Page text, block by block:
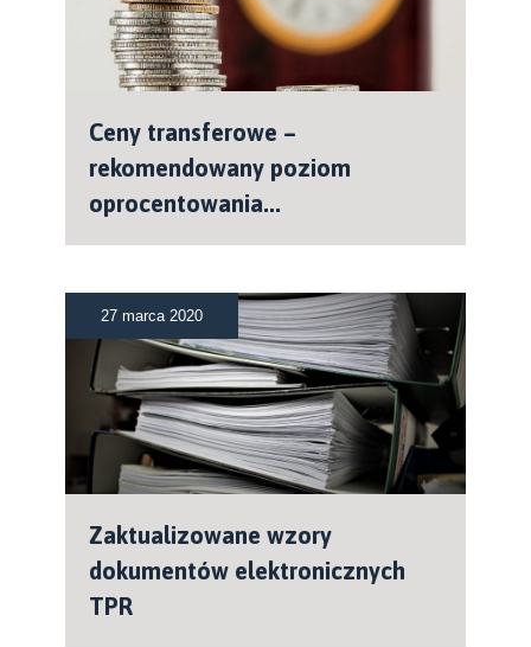
Ceny transferowe –
rekomendowany poziom
oprocentowania...
27 marca 2020
Zaktualizowane wzory
dokumentów elektronicznych
TPR